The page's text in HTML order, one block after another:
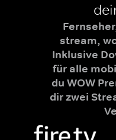
stream,
Inklusive
für alle
du WOW
dir zwei